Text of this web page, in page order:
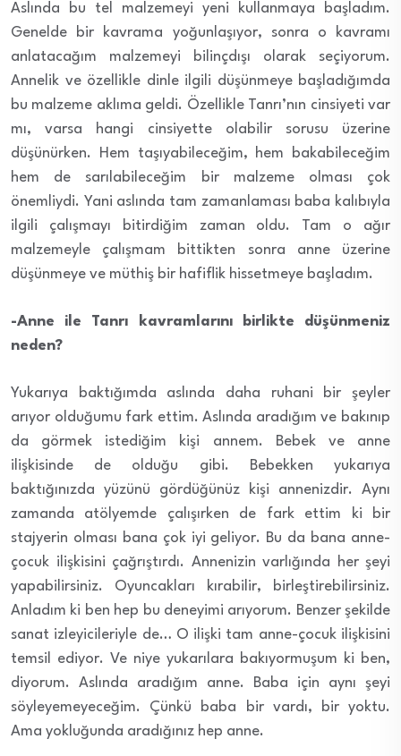
Aslında bu tel malzemeyi yeni kullanmaya başladım.
Genelde bir kavrama yoğunlaşıyor, sonra o kavramı
anlatacağım malzemeyi bilinçdışı olarak seçiyorum.
Annelik ve özellikle dinle ilgili düşünmeye başladığımda
bu malzeme aklıma geldi. Özellikle Tanrı’nın cinsiyeti var
mı, varsa hangi cinsiyette olabilir sorusu üzerine
düşünürken. Hem taşıyabileceğim, hem bakabileceğim
hem de sarılabileceğim bir malzeme olması çok
önemliydi. Yani aslında tam zamanlaması baba kalıbıyla
ilgili çalışmayı bitirdiğim zaman oldu. Tam o ağır
malzemeyle çalışmam bittikten sonra anne üzerine
düşünmeye ve müthiş bir hafiflik hissetmeye başladım.
-Anne ile Tanrı kavramlarını birlikte düşünmeniz
neden?
Yukarıya baktığımda aslında daha ruhani bir şeyler
arıyor olduğumu fark ettim. Aslında aradığım ve bakınıp
da görmek istediğim kişi annem. Bebek ve anne
ilişkisinde de olduğu gibi. Bebekken yukarıya
baktığınızda yüzünü gördüğünüz kişi annenizdir. Aynı
zamanda atölyemde çalışırken de fark ettim ki bir
stajyerin olması bana çok iyi geliyor. Bu da bana anne-
çocuk ilişkisini çağrıştırdı. Annenizin varlığında her şeyi
yapabilirsiniz. Oyuncakları kırabilir, birleştirebilirsiniz.
Anladım ki ben hep bu deneyimi arıyorum. Benzer şekilde
sanat izleyicileriyle de… O ilişki tam anne-çocuk ilişkisini
temsil ediyor. Ve niye yukarılara bakıyormuşum ki ben,
diyorum. Aslında aradığım anne. Baba için aynı şeyi
söyleyemeyeceğim. Çünkü baba bir vardı, bir yoktu.
Ama yokluğunda aradığınız hep anne.